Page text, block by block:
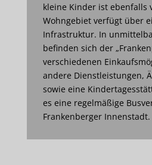
kleine Kinder ist ebenfalls
Wohngebiet verfügt über
Infrastruktur. In
befinden sich der
verschiedenen
andere Dienstleistungen,
sowie eine
es eine regelmäßige
Frankenberger Innenstadt.